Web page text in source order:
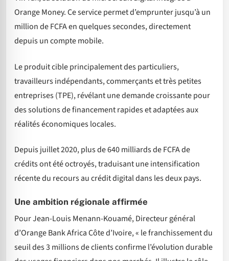
Orange Money. Ce service permet d’emprunter jusqu’à un
million de FCFA en quelques secondes, directement
depuis un compte mobile.
Le produit cible principalement des particuliers,
travailleurs indépendants, commerçants et très petites
entreprises (TPE), révélant une demande croissante pour
des solutions de financement rapides et adaptées aux
réalités économiques locales.
Depuis juillet 2020, plus de 640 milliards de FCFA de
crédits ont été octroyés, traduisant une intensification
récente du recours au crédit digital dans les deux pays.
Une ambition régionale affirmée
Pour Jean-Louis Menann-Kouamé, Directeur général
d’Orange Bank Africa Côte d’Ivoire, « le franchissement du
seuil des 3 millions de clients confirme l’évolution durable